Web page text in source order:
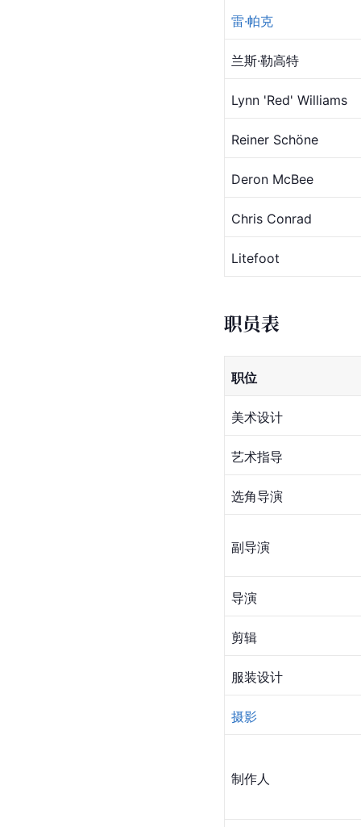
雷·帕克
兰斯·勒高特
Lynn 'Red' Williams
Reiner Schöne
Deron McBee
Chris Conrad
Litefoot
职员表
职位
美术设计
艺术指导
选角导演
副导演
导演
剪辑
服装设计
摄影
制作人